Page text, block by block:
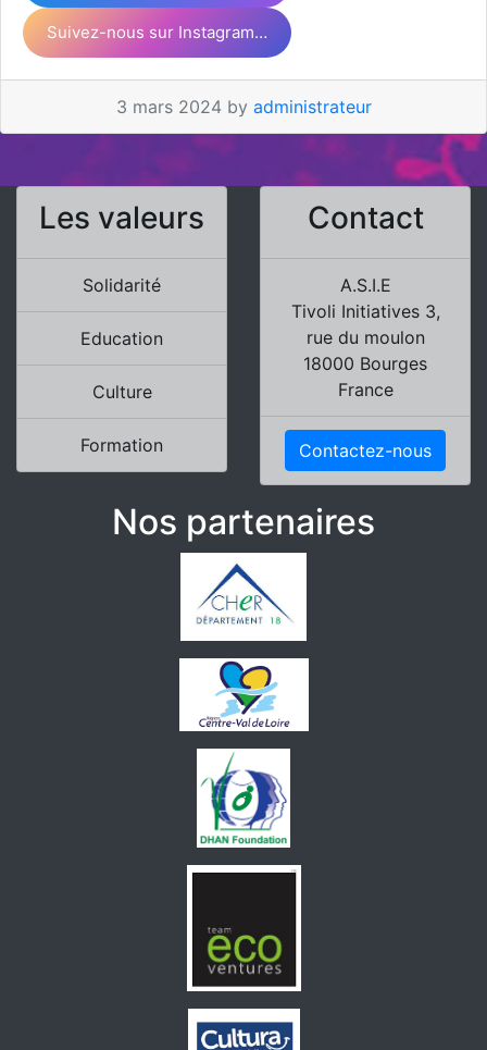
Suivez-nous sur Instagram…
3 mars 2024 by administrateur
Les valeurs
Solidarité
Education
Culture
Formation
Contact
A.S.I.E
Tivoli Initiatives 3,
rue du moulon
18000 Bourges
France
Contactez-nous
Nos partenaires